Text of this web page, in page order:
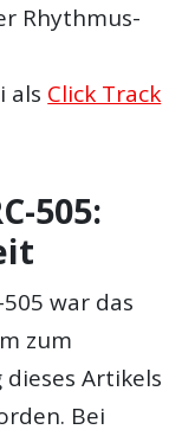
Rhythmus-
als Click Track
505:
war das
zum
Artikels
Bei